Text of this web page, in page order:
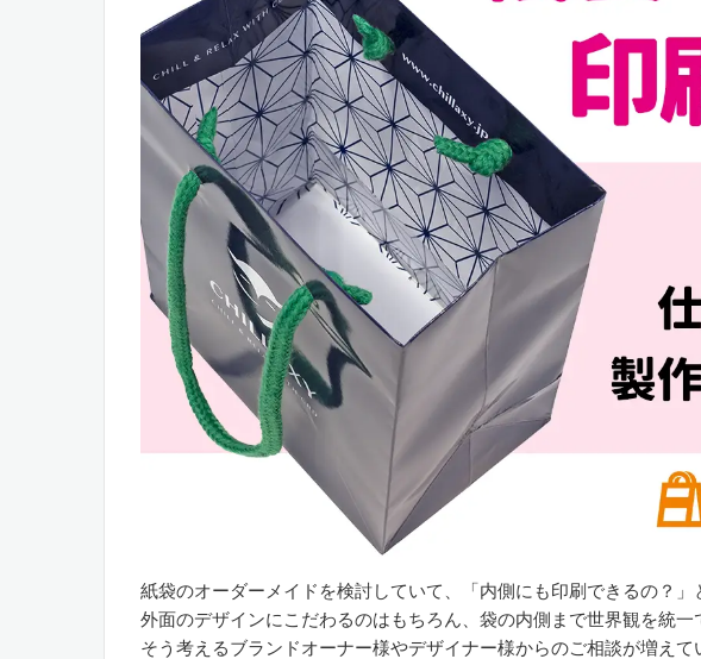
紙袋のオーダーメイドを検討していて、「内側にも印刷できるの？」
外面のデザインにこだわるのはもちろん、袋の内側まで世界観を統
そう考えるブランドオーナー様やデザイナー様からのご相談が増えて